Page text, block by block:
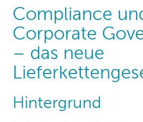
Compliance
Corporate
– das neue
Hintergrund